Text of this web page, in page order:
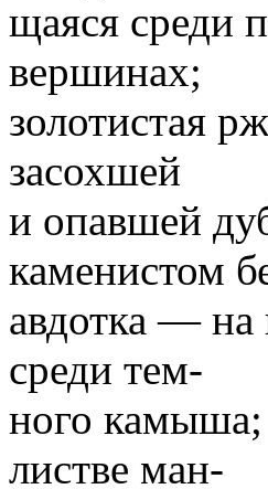
щаяся среди
вершинах;
золотистая
засохшей
и опавшей
каменистом
авдотка — на
среди тем-
ного
листве ман-